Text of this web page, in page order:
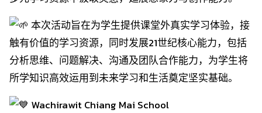
本次活动旨在为学生提供课堂外真实学习体验，接
触有价值的学习资源，同时发展21世纪核心能力，包括
分析思维、问题解决、沟通及团队合作能力，为学生将
所学知识高效运用到未来学习和生活奠定坚实基础。
Wachirawit Chiang Mai School